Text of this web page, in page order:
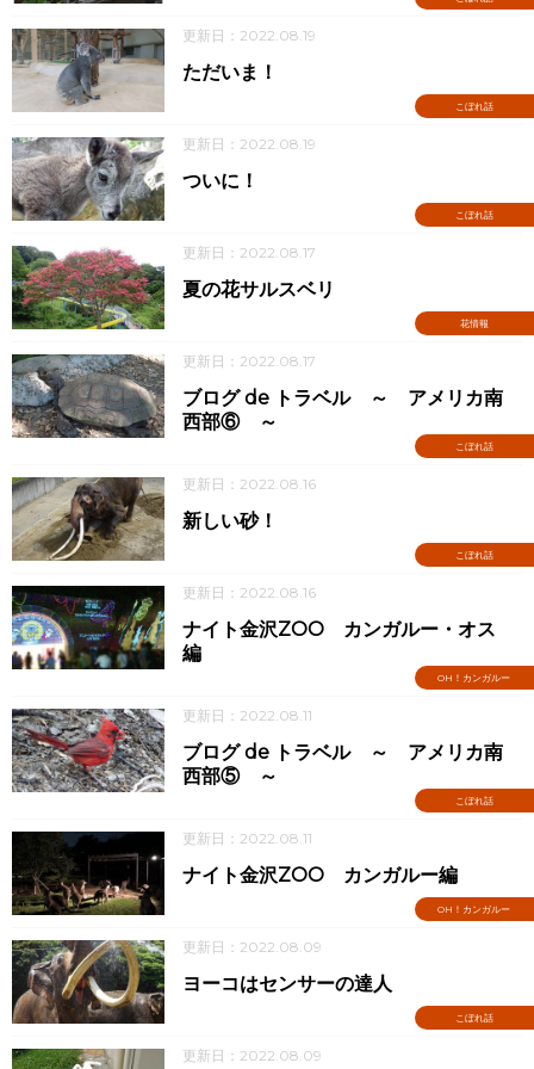
更新日：2022.08.19
こぼれ話
ただいま！
更新日：2022.08.19
こぼれ話
ついに！
更新日：2022.08.17
花情報
夏の花サルスベリ
更新日：2022.08.17
こぼれ話
ブログ de トラベル ～ アメリカ南
西部⑥ ～
更新日：2022.08.16
こぼれ話
新しい砂！
更新日：2022.08.16
OH！カンガルー
ナイト金沢ZOO カンガルー・オス
編
更新日：2022.08.11
こぼれ話
ブログ de トラベル ～ アメリカ南
西部⑤ ～
更新日：2022.08.11
OH！カンガルー
ナイト金沢ZOO カンガルー編
更新日：2022.08.09
こぼれ話
ヨーコはセンサーの達人
更新日：2022.08.09